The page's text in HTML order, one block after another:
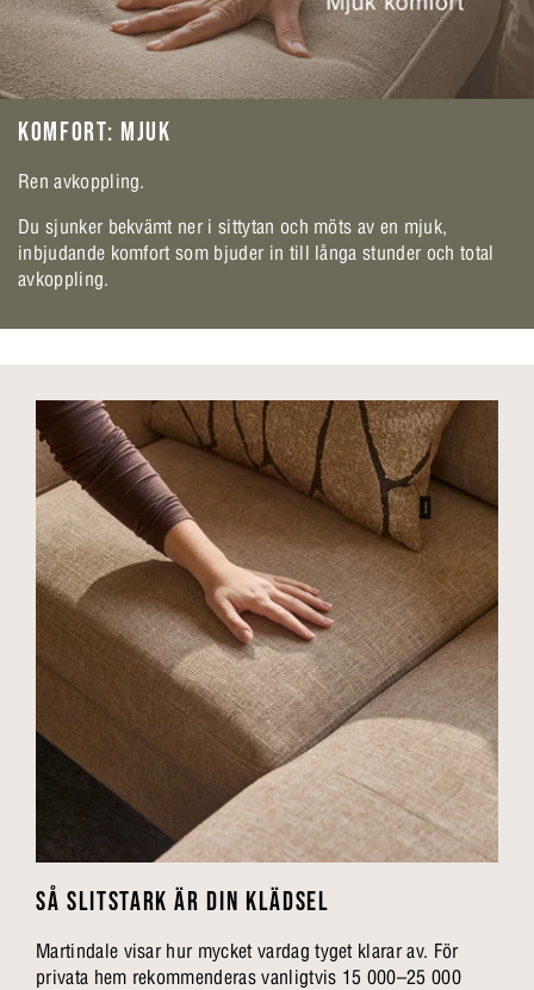
KOMFORT: MJUK
Ren avkoppling.
Du sjunker bekvämt ner i sittytan och möts av en mjuk,
inbjudande komfort som bjuder in till långa stunder och total
avkoppling.
SÅ SLITSTARK ÄR DIN KLÄDSEL
Martindale visar hur mycket vardag tyget klarar av. För
privata hem rekommenderas vanligtvis 15 000–25 000